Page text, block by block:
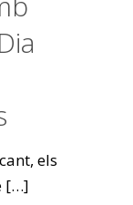
els
[…]